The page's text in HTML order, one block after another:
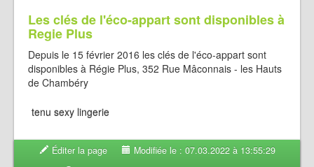
Les clés de l'éco-appart sont disponibles à
Regie Plus
Depuis le 15 février 2016 les clés de l'éco-appart sont
disponibles à Régie Plus, 352 Rue Mâconnais - les Hauts
de Chambéry
tenu sexy lingerie
Éditer la page
Modifiée le : 07.03.2022 à 13:55:29